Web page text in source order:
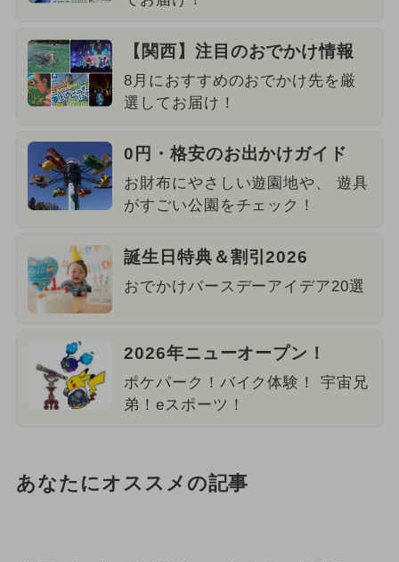
【関西】注目のおでかけ情報
8月におすすめのおでかけ先を厳
選してお届け！
0円・格安のお出かけガイド
お財布にやさしい遊園地や、 遊具
がすごい公園をチェック！
誕生日特典＆割引2026
おでかけバースデーアイデア20選
2026年ニューオープン！
ポケパーク！バイク体験！ 宇宙兄
弟！eスポーツ！
あなたにオススメの記事